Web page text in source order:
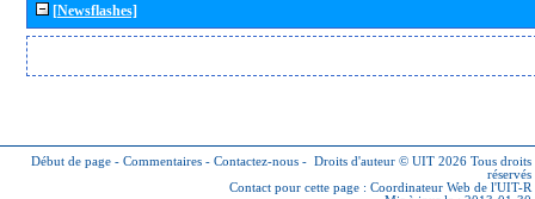
[Newsflashes]
Début de page - Commentaires - Contactez-nous - Droits d'auteur © UIT 2026 Tous droits
réservés
Contact pour cette page : Coordinateur Web de l'UIT-R